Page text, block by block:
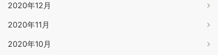
2020年12月
2020年11月
2020年10月